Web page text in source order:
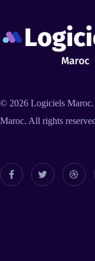
© 2026 Logiciels Maroc
Maroc. All rights